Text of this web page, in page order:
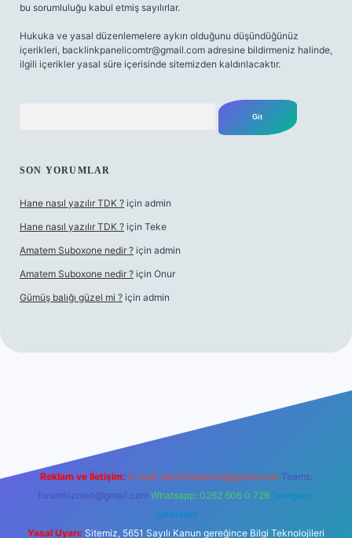
bu sorumluluğu kabul etmiş sayılırlar.
Hukuka ve yasal düzenlemelere aykırı olduğunu düşündüğünüz
içerikleri, backlinkpanelicomtr@gmail.com adresine bildirmeniz halinde,
ilgili içerikler yasal süre içerisinde sitemizden kaldırılacaktır.
SON YORUMLAR
Hane nasıl yazılır TDK ? için admin
Hane nasıl yazılır TDK ? için Teke
Amatem Suboxone nedir ? için admin
Amatem Suboxone nedir ? için Onur
Gümüş balığı güzel mi ? için admin
Reklam ve İletişim: E-mail: backlinkpaneli@gmail.com Teams:
forumhizmeti@gmail.com Whatsapp: 0262 606 0 726 Telegram:
@karabul
Yasal Uyarı: Sitemiz, 5651 Sayılı Kanun gereğince Bilgi Teknolojileri